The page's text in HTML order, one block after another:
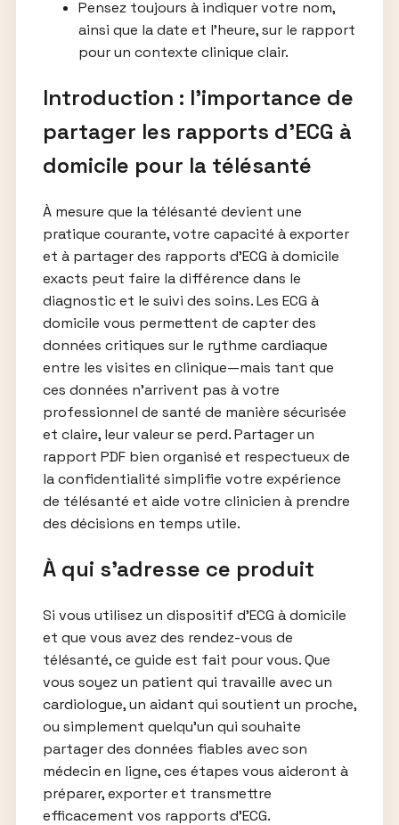
Pensez toujours à indiquer votre nom,
ainsi que la date et l’heure, sur le rapport
pour un contexte clinique clair.
Introduction : l’importance de
partager les rapports d’ECG à
domicile pour la télésanté
À mesure que la télésanté devient une
pratique courante, votre capacité à exporter
et à partager des rapports d’ECG à domicile
exacts peut faire la différence dans le
diagnostic et le suivi des soins. Les ECG à
domicile vous permettent de capter des
données critiques sur le rythme cardiaque
entre les visites en clinique—mais tant que
ces données n’arrivent pas à votre
professionnel de santé de manière sécurisée
et claire, leur valeur se perd. Partager un
rapport PDF bien organisé et respectueux de
la confidentialité simplifie votre expérience
de télésanté et aide votre clinicien à prendre
des décisions en temps utile.
À qui s’adresse ce produit
Si vous utilisez un dispositif d’ECG à domicile
et que vous avez des rendez-vous de
télésanté, ce guide est fait pour vous. Que
vous soyez un patient qui travaille avec un
cardiologue, un aidant qui soutient un proche,
ou simplement quelqu’un qui souhaite
partager des données fiables avec son
médecin en ligne, ces étapes vous aideront à
préparer, exporter et transmettre
efficacement vos rapports d’ECG.